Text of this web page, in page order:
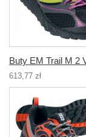
Buty EM Trail M 2
613,77 zł